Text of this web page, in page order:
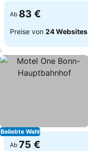
Ab 83 €
Preise von 24 Websites
Beliebte Wahl
Ab 75 €